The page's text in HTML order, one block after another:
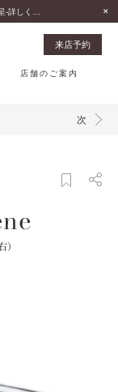
来店予約
店舗のご案内
次
)